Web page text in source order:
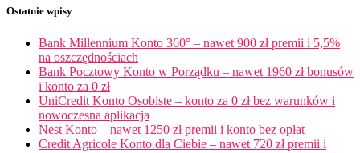
Ostatnie wpisy
Bank Millennium Konto 360° – nawet 900 zł premii i 5,5%
na oszczędnościach
Bank Pocztowy Konto w Porządku – nawet 1960 zł bonusów
i konto za 0 zł
UniCredit Konto Osobiste – konto za 0 zł bez warunków i
nowoczesna aplikacja
Nest Konto – nawet 1250 zł premii i konto bez opłat
Credit Agricole Konto dla Ciebie – nawet 720 zł premii i